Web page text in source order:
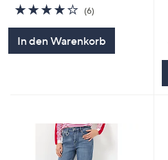
4.2
von
(6)
In den Warenkorb